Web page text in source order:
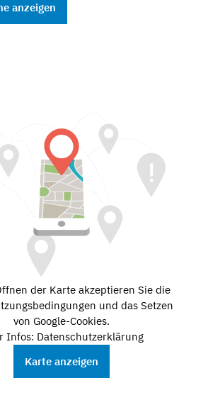
anzeigen
der Karte akzeptieren Sie die
und das Setzen
von Google-Cookies.
Infos: Datenschutzerklärung
Karte anzeigen